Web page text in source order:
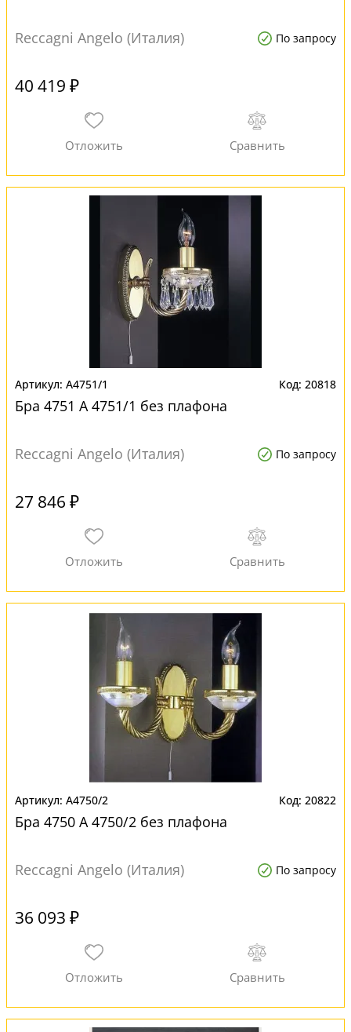
Reccagni Angelo (Италия) По запросу
40 419 ₽
A4751/1 20818
Бра 4751 A 4751/1 без плафона
Reccagni Angelo (Италия) По запросу
27 846 ₽
A4750/2 20822
Бра 4750 A 4750/2 без плафона
Reccagni Angelo (Италия) По запросу
36 093 ₽